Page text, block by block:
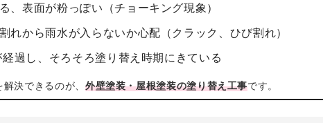
、表面が粉っぽい（チョーキング現象）
れから雨水が入らないか心配（クラック、ひび割れ）
過し、そろそろ塗り替え時期にきている
決できるのが、 外壁塗装・屋根塗装の塗り替え工事です。